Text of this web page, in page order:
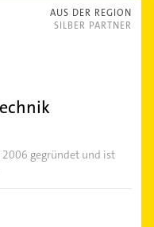
AUS DER REGION
SILBER PARTNER
gegründet und ist